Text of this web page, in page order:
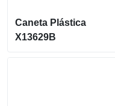
Caneta Plástica
X13629B